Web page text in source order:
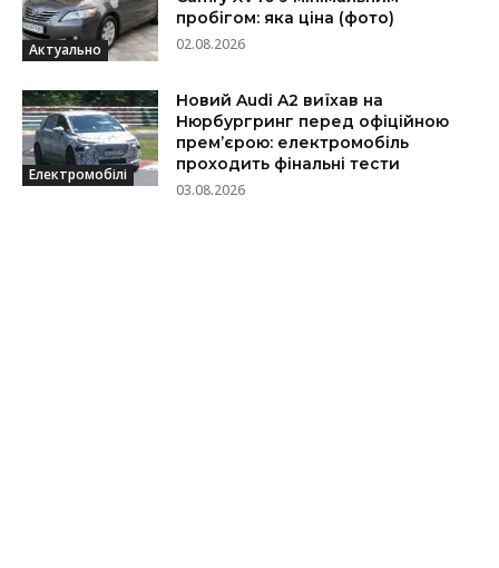
Актуально
пробігом: яка ціна (фото)
02.08.2026
Електромобілі
Новий Audi A2 виїхав на
Нюрбургринг перед офіційною
прем’єрою: електромобіль
проходить фінальні тести
03.08.2026